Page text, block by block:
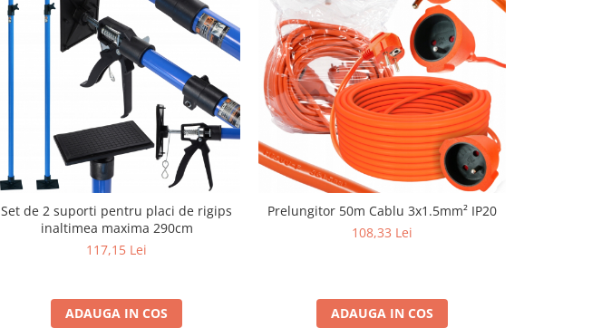
Set de 2 suporti pentru placi de rigips
inaltimea maxima 290cm
117,15 Lei
ADAUGA IN COS
Prelungitor 50m Cablu 3x1.5mm² IP20
108,33 Lei
ADAUGA IN COS